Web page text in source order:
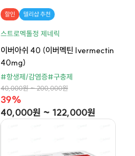
할인 델리샵 추천
스트로멕톨정 제네릭
이버아쉬 40 (이버멕틴 Ivermectin
40mg)
#항생제/감염증#구충제
40,000원 ~ 200,000원
39%
40,000원 ~ 122,000원